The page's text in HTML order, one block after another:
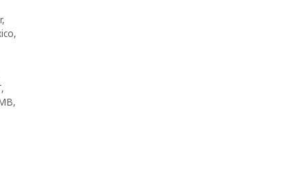
,
,
,
,